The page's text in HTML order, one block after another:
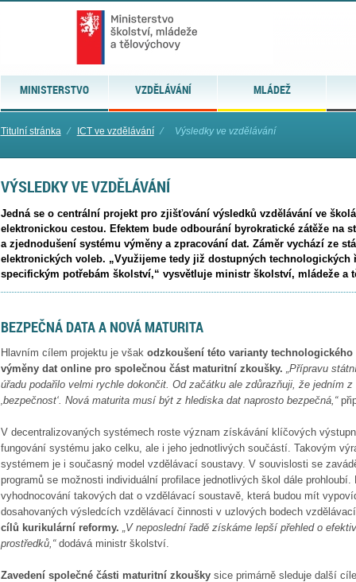
MINISTERSTVO VZDĚLÁVÁNÍ MLÁDEŽ
Titulní stránka ⁄ ICT ve vzdělávání ⁄ Výsledky ve vzdělávání
VÝSLEDKY VE VZDĚLÁVÁNÍ
Jedná se o centrální projekt pro zjišťování výsledků vzdělávání ve
elektronickou cestou. Efektem bude odbourání byrokratické zátěže na
a zjednodušení systému výměny a zpracování dat. Záměr vychází ze
elektronických voleb. „Využijeme tedy již dostupných technologických
specifickým potřebám školství,“ vysvětluje ministr školství, mládeže a
BEZPEČNÁ DATA A NOVÁ MATURITA
Hlavním cílem projektu je však odzkoušení této varianty
výměny dat online pro společnou část maturitní zkoušky. „Přípravu
úřadu podařilo velmi rychle dokončit. Od začátku ale zdůrazňuji, že jedním
‚bezpečnost‘. Nová maturita musí být z hlediska dat naprosto bezpečná,“
V decentralizovaných systémech roste význam získávání klíčových
fungování systému jako celku, ale i jeho jednotlivých součástí. Takovým
systémem je i současný model vzdělávací soustavy. V souvislosti se
programů se možnosti individuální profilace jednotlivých škol dále
vyhodnocování takových dat o vzdělávací soustavě, která budou mít
dosahovaných výsledcích vzdělávací činnosti v uzlových bodech
cílů kurikulární reformy.
„V neposlední řadě získáme lepší přehled o
prostředků,“dodává ministr školství.
Zavedení společné části maturitní zkouškysice primárně sleduje další